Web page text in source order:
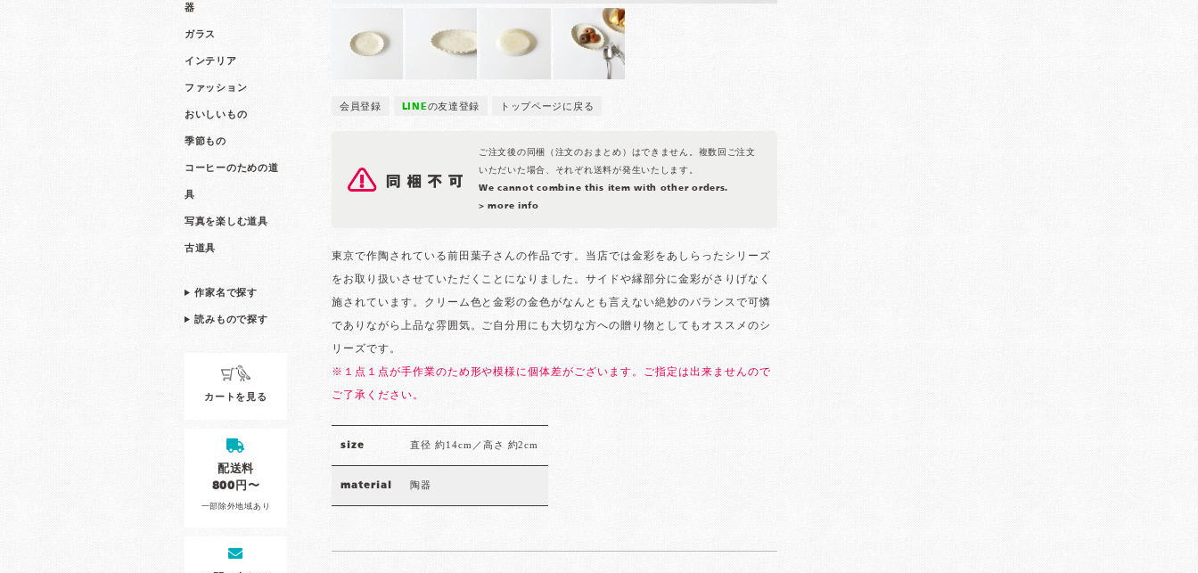
器
ガラス
インテリア
ファッション
おいしいもの
季節もの
コーヒーのための道
具
写真を楽しむ道具
古道具
作家名で探す
読みもので探す
カートを見る
配送料
800円〜
一部除外地域あり
会員登録 LINEの友達登録 トップページに戻る
ご注文後の同梱（注文のおまとめ）はできません。複数回ご注文
いただいた場合、それぞれ送料が発生いたします。
We cannot combine this item with other orders.
> more info
東京で作陶されている前田葉子さんの作品です。当店では金彩をあしらったシリーズ
をお取り扱いさせていただくことになりました。サイドや縁部分に金彩がさりげなく
施されています。クリーム色と金彩の金色がなんとも言えない絶妙のバランスで可憐
でありながら上品な雰囲気。ご自分用にも大切な方への贈り物としてもオススメのシ
リーズです。
※１点１点が手作業のため形や模様に個体差がございます。ご指定は出来ませんので
ご了承ください。
size 直径 約14cm／高さ 約2cm
material 陶器